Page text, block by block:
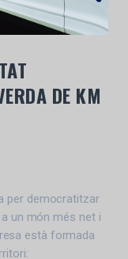
DE KM
per democratitzar
un món més net i
està formada